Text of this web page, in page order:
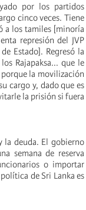
por los partidos
cinco veces. Tiene
a los tamiles [minoría
represión del JVP
Estado]. Regresó la
Rajapaksa... que le
la movilización
cargo y, dado que es
la prisión si fuera
la deuda. El gobierno
semana de reserva
o importar
de Sri Lanka es